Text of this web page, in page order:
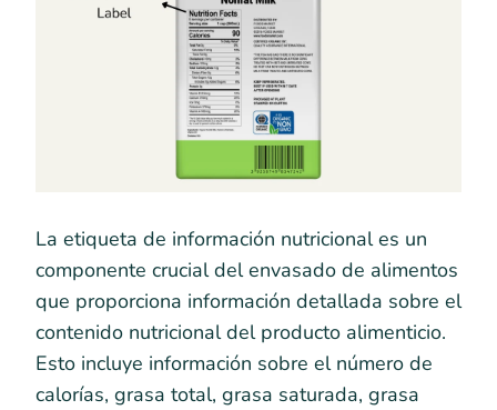
La etiqueta de información nutricional es un
componente crucial del envasado de alimentos
que proporciona información detallada sobre el
contenido nutricional del producto alimenticio.
Esto incluye información sobre el número de
calorías, grasa total, grasa saturada, grasa